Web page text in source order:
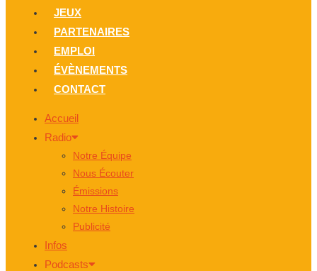
JEUX
PARTENAIRES
EMPLOI
ÉVÈNEMENTS
CONTACT
Accueil
Radio
Notre Équipe
Nous Écouter
Émissions
Notre Histoire
Publicité
Infos
Podcasts